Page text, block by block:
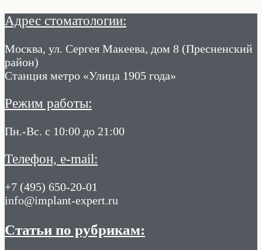
Адрес стоматологии:
Москва, ул. Сергея Макеева, дом 8 (Пресненский
район)
Станция метро «Улица 1905 года»
Режим работы:
Пн.-Вс. с 10:00 до 21:00
Телефон, e-mail:
+7 (495) 650-20-01
info@implant-expert.ru
Статьи по рубрикам: